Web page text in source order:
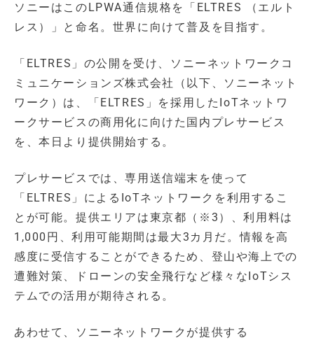
ソニーはこのLPWA通信規格を「ELTRES （エルト
レス）」と命名。世界に向けて普及を目指す。
「ELTRES」の公開を受け、ソニーネットワークコ
ミュニケーションズ株式会社（以下、ソニーネット
ワーク）は、「ELTRES」を採用したIoTネットワ
ークサービスの商用化に向けた国内プレサービス
を、本日より提供開始する。
プレサービスでは、専用送信端末を使って
「ELTRES」によるIoTネットワークを利用するこ
とが可能。提供エリアは東京都（※3）、利用料は
1,000円、利用可能期間は最大3カ月だ。情報を高
感度に受信することができるため、登山や海上での
遭難対策、ドローンの安全飛行など様々なIoTシス
テムでの活用が期待される。
あわせて、ソニーネットワークが提供する